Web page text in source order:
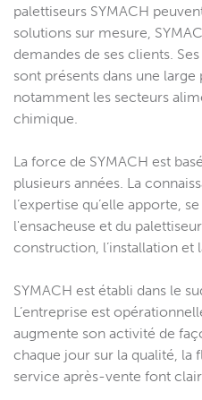
palettiseurs SYMACH
solutions sur mesure,
demandes de ses clients.
sont présents dans une large
notamment les secteurs
chimique.
La force de SYMACH est
plusieurs années. La
l’expertise qu’elle apporte,
l'ensacheuse et du
construction, l’installation et
SYMACH est établi dans le
L’entreprise est
augmente son activité de
chaque jour sur la qualité, la
service après-vente font